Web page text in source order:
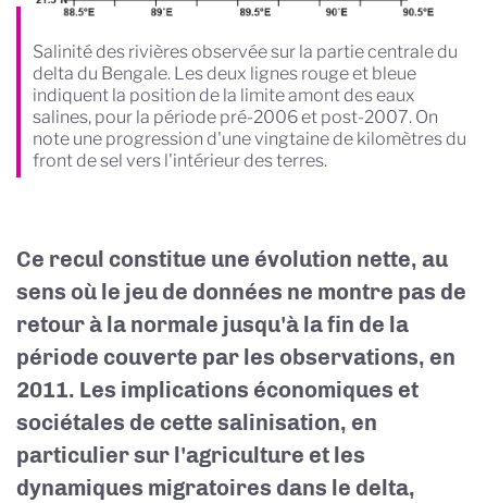
Salinité des rivières observée sur la partie centrale du
delta du Bengale. Les deux lignes rouge et bleue
indiquent la position de la limite amont des eaux
salines, pour la période pré-2006 et post-2007. On
note une progression d'une vingtaine de kilomètres du
front de sel vers l'intérieur des terres.
Ce recul constitue une évolution nette, au
sens où le jeu de données ne montre pas de
retour à la normale jusqu'à la fin de la
période couverte par les observations, en
2011. Les implications économiques et
sociétales de cette salinisation, en
particulier sur l'agriculture et les
dynamiques migratoires dans le delta,